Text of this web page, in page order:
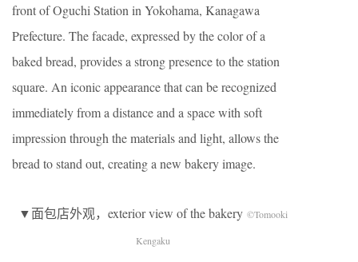
front of Oguchi Station in Yokohama, Kanagawa
Prefecture. The facade, expressed by the color of a
baked bread, provides a strong presence to the station
square. An iconic appearance that can be recognized
immediately from a distance and a space with soft
impression through the materials and light, allows the
bread to stand out, creating a new bakery image.
▼面包店外观，exterior view of the bakery ©Tomooki
Kengaku